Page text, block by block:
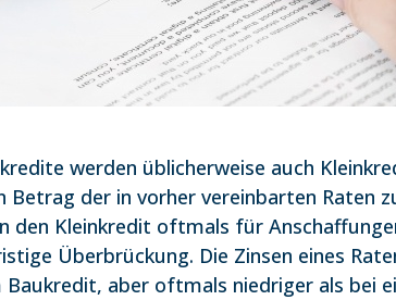
werden üblicherweise auch
Betrag der in vorher vereinbarten Raten
den Kleinkredit oftmals für
Überbrückung. Die Zinsen eines
Baukredit, aber oftmals niedriger als bei